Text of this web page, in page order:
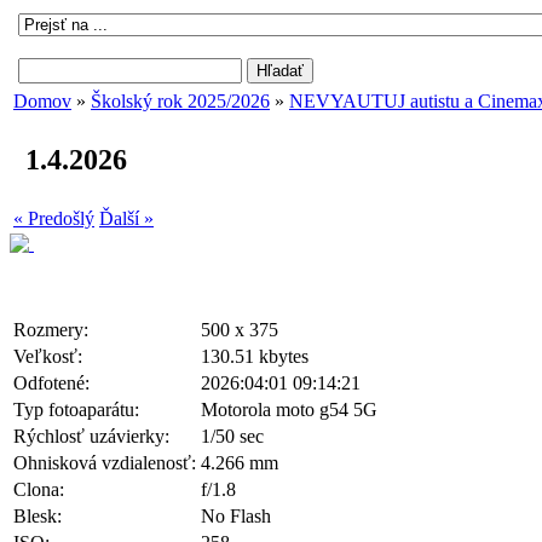
Domov » Školský rok 2025/2026 » NEVYAUTUJ autistu a
1.4.2026
« Predošlý Ďalší »
Rozmery:
500 x 375
Veľkosť:
130.51 kbytes
Odfotené:
2026:04:01 09:14:21
Typ fotoaparátu:
Motorola moto g54 5G
Rýchlosť uzávierky:
1/50 sec
Ohnisková vzdialenosť: 4.266 mm
Clona:
f/1.8
Blesk:
No Flash